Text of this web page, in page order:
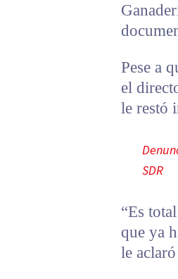
Pese a
el
le restó
SDR
“Es
que ya
le